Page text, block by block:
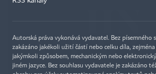
Autorská práva vykonává vydavatel. Bez písemného
zakázáno jakékoli užití částí nebo celku díla,
jakýmkoli způsobem, mechanickým nebo
jiném jazyce. Bez souhlasu vydavatele je zakázáno